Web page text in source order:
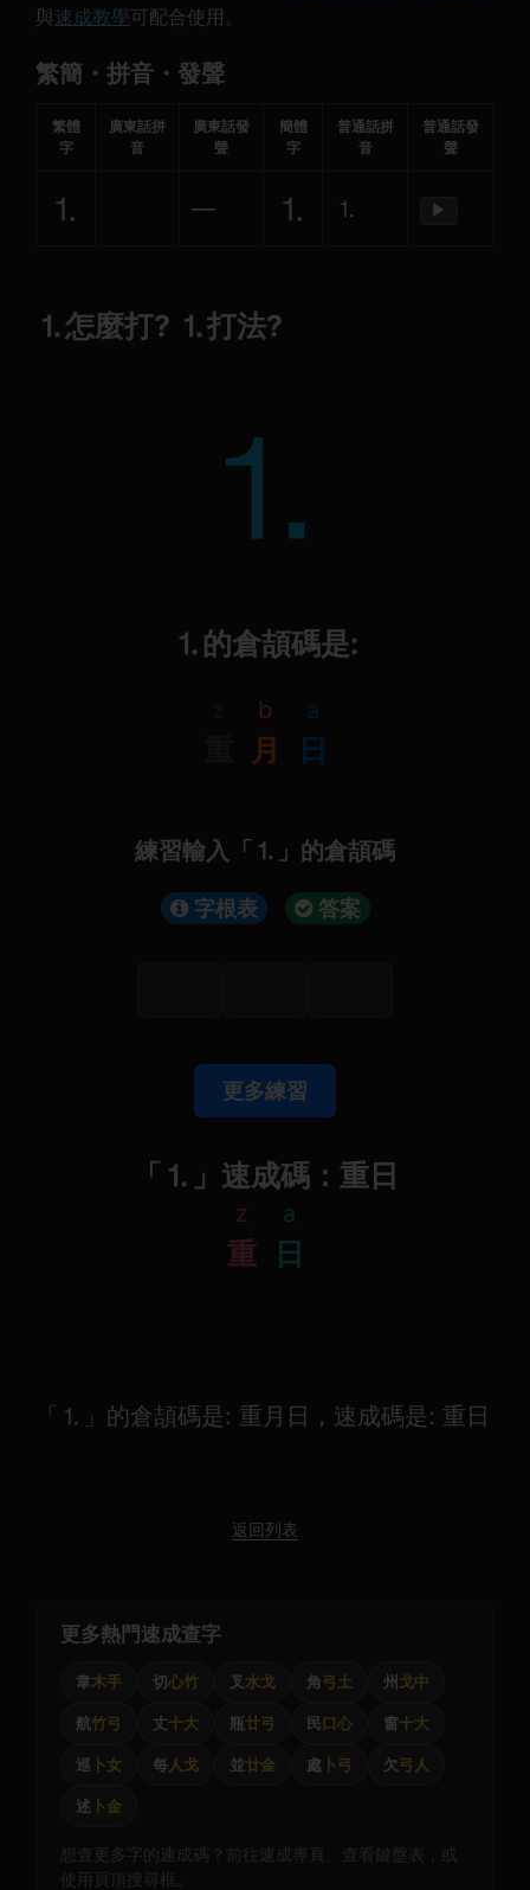
與速成教學可配合使用。
繁簡・拼音・發聲
繁體
字
廣東話拼
音
廣東話發
聲
簡體
字
普通話拼
音
普通話發
聲
⒈ — ⒈ ⒈ ▶
⒈怎麼打? ⒈打法?
⒈
⒈的倉頡碼是:
b
月
a
日
練習輸入「⒈」的倉頡碼
字根表 答案
更多練習
「⒈」速成碼：重日
z
重
a
日
「⒈」的倉頡碼是: 重月日，速成碼是: 重日
返回列表
更多熱門速成查字
韋木手 切心竹 叉 水戈 角弓土 州 戈中
航竹弓 丈十大 瓶廿弓 民口心 窗十大
巡 卜女 每人戈 並廿金 處 卜弓 欠弓人
述 卜金
想查更多字的速成碼？前往速成專頁、查看鍵盤表，或
使用頁頂搜尋框。